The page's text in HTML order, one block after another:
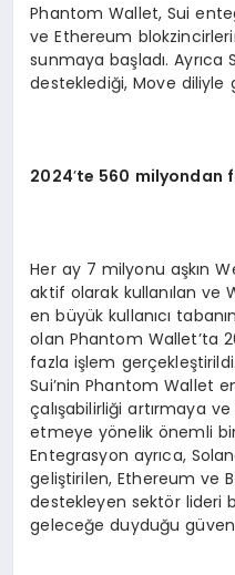
Phantom Wallet, Sui
ve Ethereum
sunmaya başladı. Ayrıca
desteklediği, Move diliyle
2024’te 560 milyondan
Her ay 7 milyonu aşkın
aktif olarak kullanılan ve
en büyük kullanıcı
olan Phantom Wallet’ta
fazla işlem gerçekleştirildi.
Sui’nin Phantom Wallet
çalışabilirliği artırmaya
etmeye yönelik önemli
Entegrasyon ayrıca,
geliştirilen, Ethereum ve
destekleyen sektör lideri
geleceğe duyduğu